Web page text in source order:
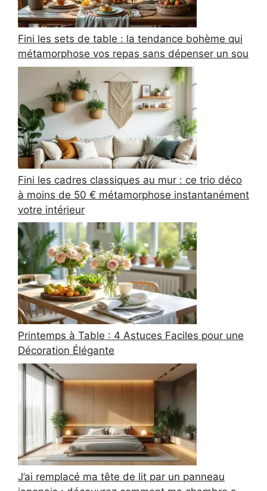
Fini les sets de table : la tendance bohème qui
métamorphose vos repas sans dépenser un sou
Fini les cadres classiques au mur : ce trio déco
à moins de 50 € métamorphose instantanément
votre intérieur
Printemps à Table : 4 Astuces Faciles pour une
Décoration Élégante
J’ai remplacé ma tête de lit par un panneau